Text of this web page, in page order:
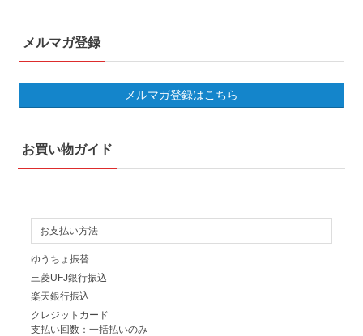
メルマガ登録
メルマガ登録はこちら
お買い物ガイド
お支払い方法
ゆうちょ振替
三菱UFJ銀行振込
楽天銀行振込
クレジットカード
支払い回数：一括払いのみ